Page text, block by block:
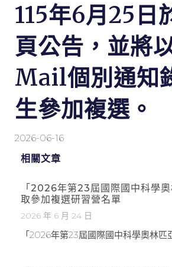
115年6月25日
頁公告，並將
Mail個別通知
生參加複選。
2026-06-16
相關文章
「2026年第23屆國際國中科學
取參加複選研習營名單
2026 年 6 月 24 日
「2026年第23屆國際國中科學奧林匹